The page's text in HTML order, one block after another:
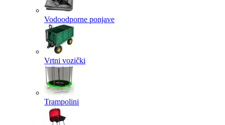
Vodoodporne ponjave
Vrtni vozički
Trampolini